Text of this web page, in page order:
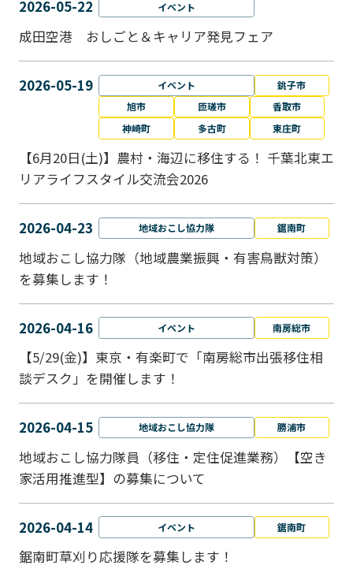
2026-05-22 イベント
成田空港 おしごと＆キャリア発見フェア
2026-05-19 イベント
銚子市
旭市
匝瑳市
香取市
神崎町
多古町 東庄町
【6月20日(土)】農村・海辺に移住する！ 千葉北東エ
リアライフスタイル交流会2026
2026-04-23 地域おこし協力隊 鋸南町
地域おこし協力隊（地域農業振興・有害鳥獣対策）
を募集します！
2026-04-16 イベント 南房総市
【5/29(金)】東京・有楽町で「南房総市出張移住相
談デスク」を開催します！
2026-04-15 地域おこし協力隊 勝浦市
地域おこし協力隊員（移住・定住促進業務）【空き
家活用推進型】の募集について
2026-04-14 イベント 鋸南町
鋸南町草刈り応援隊を募集します！